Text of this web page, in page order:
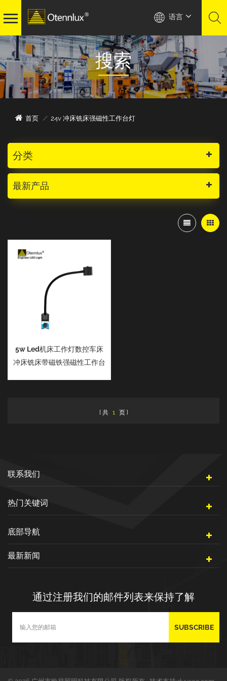
语言
搜索
首页 / 24v 冲床铣床强磁性工作台灯
分类
最新产品
5w Led机床工作灯数控车床
冲床铣床带磁铁强磁性工作台
共 1 页
联系我们
热门关键词
底部导航
最新新闻
通过注册我们的邮件列表来保持了解